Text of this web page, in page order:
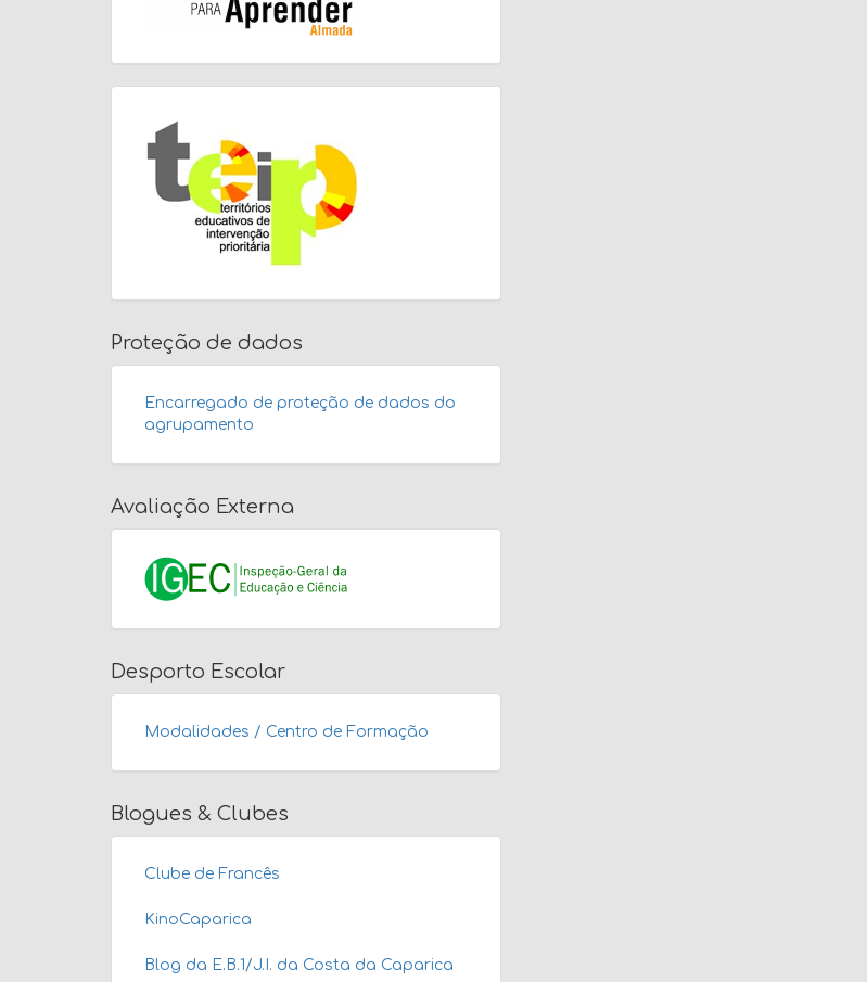
Proteção de dados
Encarregado de proteção de dados do
agrupamento
Avaliação Externa
Desporto Escolar
Modalidades / Centro de Formação
Blogues & Clubes
Clube de Francês
KinoCaparica
Blog da E.B.1/J.I. da Costa da Caparica